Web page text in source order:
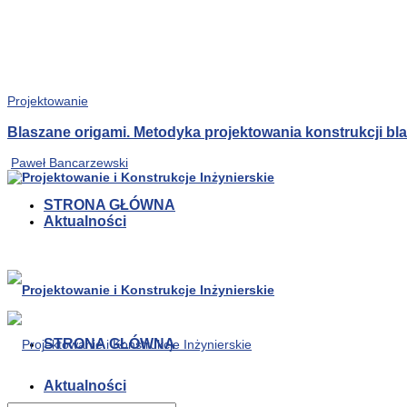
Projektowanie
Blaszane origami. Metodyka projektowania konstrukcji
Paweł Bancarzewski
STRONA GŁÓWNA
Aktualności
STRONA GŁÓWNA
Aktualności